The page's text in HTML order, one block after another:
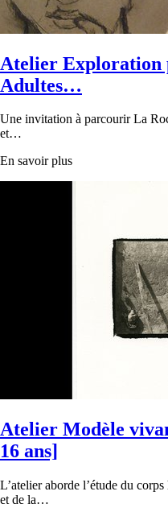
Atelier Exploration
Adultes…
Une invitation à parcourir La
et…
En savoir plus
Atelier Modèle
16 ans]
L’atelier aborde l’étude du
et de la…